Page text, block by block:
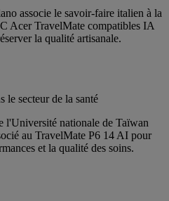
associe le savoir-faire italien à la
Acer TravelMate compatibles IA
la qualité artisanale.
le secteur de la santé
l'Université nationale de Taïwan
au TravelMate P6 14 AI pour
et la qualité des soins.